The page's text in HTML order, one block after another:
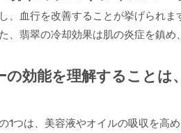
、血行を改善することが挙げられ
、翡翠の冷却効果は肌の炎症を鎮
効能を理解すること
1つは、美容液やオイルの吸収を高